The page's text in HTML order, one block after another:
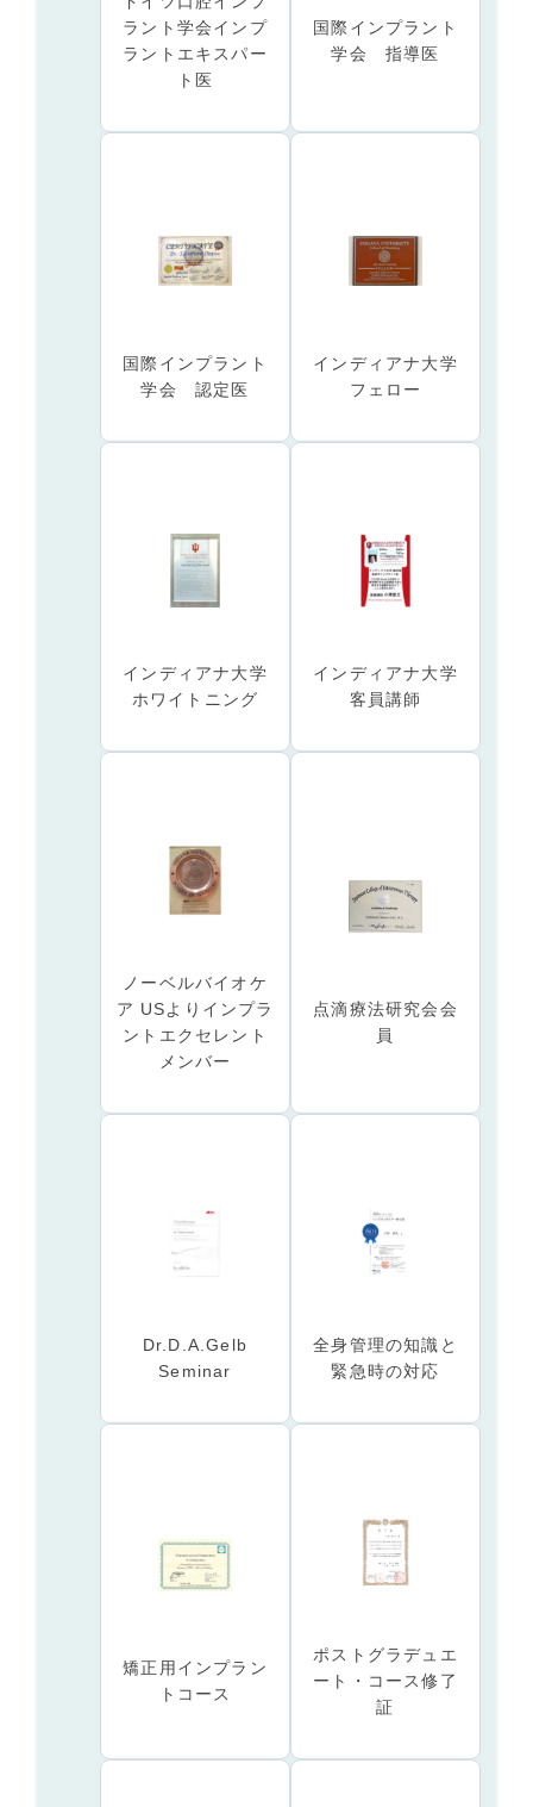
ラント学会インプ
ラントエキスパー
ト医
国際インプラント
学会 指導医
国際インプラント
学会 認定医
インディアナ大学
フェロー
インディアナ大学
ホワイトニング
インディアナ大学
客員講師
ノーベルバイオケ
ア USよりインプラ
ントエクセレント
メンバー
点滴療法研究会会
員
Dr.D.A.Gelb
Seminar
全身管理の知識と
緊急時の対応
矯正用インプラン
トコース
ポストグラデュエ
ート・コース修了
証